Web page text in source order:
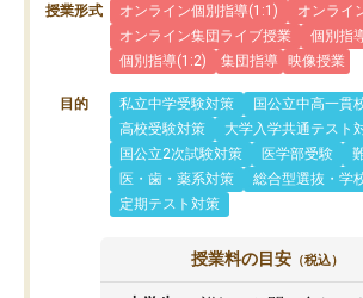
授業形式 オンライン個別指導(1:1)
オンライ
オンライン集団ライブ授業
個別指
個別指導(1:2)
集団指導 映像授業
目的 私立中学受験対策
国公立中高一貫
高校受験対策
大学入学共通テスト
国公立2次試験対策
医学部受験
医・歯・薬系対策
総合型選抜・学
定期テスト対策
授業料の目安 （税込）